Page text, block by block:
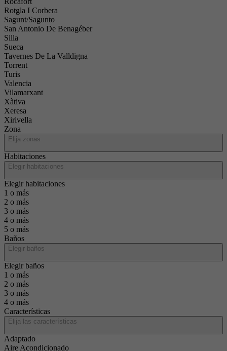
Rotgla I Corbera
Sagunt/Sagunto
San Antonio De Benagéber
Silla
Sueca
Tavernes De La Valldigna
Torrent
Turis
Valencia
Vilamarxant
Xàtiva
Xeresa
Xirivella
Zona
Elija zonas
Habitaciones
Elegir habitaciones
Elegir habitaciones
1 o más
2 o más
3 o más
4 o más
5 o más
Baños
Elegir baños
Elegir baños
1 o más
2 o más
3 o más
4 o más
Características
Elija las características
Adaptado
Aire Acondicionado